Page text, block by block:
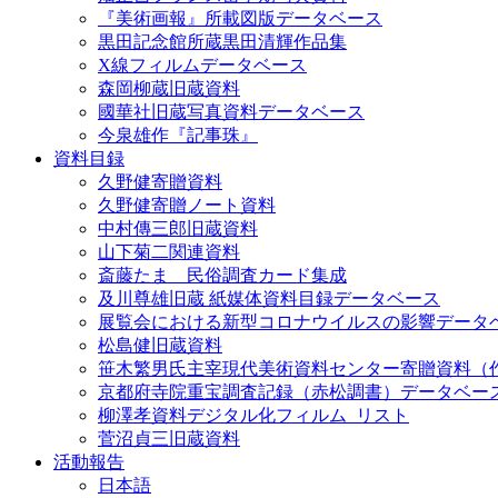
『美術画報』所載図版データベース
黒田記念館所蔵黒田清輝作品集
X線フィルムデータベース
森岡柳蔵旧蔵資料
國華社旧蔵写真資料データベース
今泉雄作『記事珠』
資料目録
久野健寄贈資料
久野健寄贈ノート資料
中村傳三郎旧蔵資料
山下菊二関連資料
斎藤たま 民俗調査カード集成
及川尊雄旧蔵 紙媒体資料目録データベース
展覧会における新型コロナウイルスの影響データ
松島健旧蔵資料
笹木繁男氏主宰現代美術資料センター寄贈資料（
京都府寺院重宝調査記録（赤松調書）データベー
柳澤孝資料デジタル化フィルム_リスト
菅沼貞三旧蔵資料
活動報告
日本語